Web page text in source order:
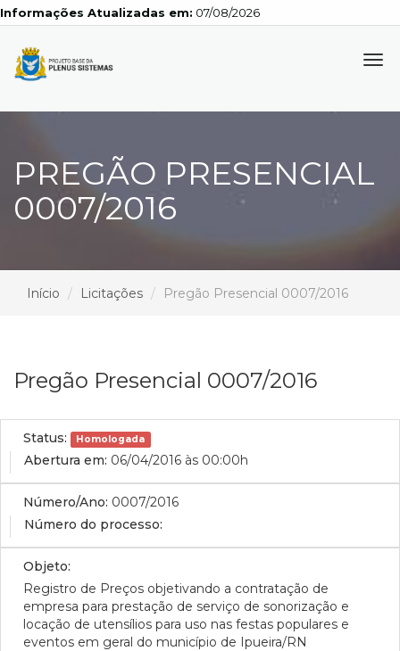
Atualizadas em: 07/08/2026
PREGÃO PRESENCIAL
0007/2016
Início Licitações Pregão Presencial 0007/2016
Pregão Presencial 0007/2016
Status: Homologada
Abertura em: 06/04/2016 às 00:00h
Número/Ano: 0007/2016
Número do processo:
Objeto:
Registro de Preços objetivando a contratação de
empresa para prestação de serviço de sonorização e
locação de utensílios para uso nas festas populares e
eventos em geral do município de Ipueira/RN